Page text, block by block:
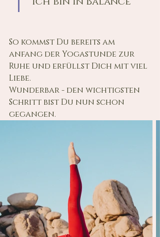
So kommst Du bereits am
anfang der Yogastunde zur
Ruhe und erfüllst Dich mit viel
Liebe.
Wunderbar - den wichtigsten
Schritt bist Du nun schon
gegangen.